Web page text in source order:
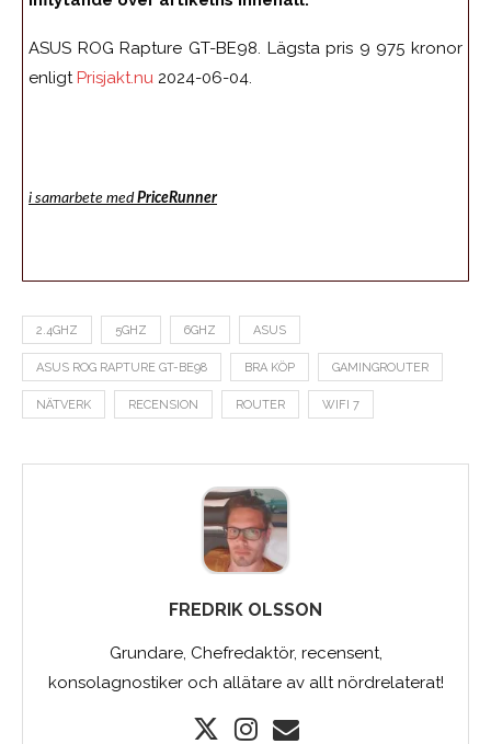
ASUS ROG Rapture GT-BE98. Lägsta pris 9 975 kronor
enligt Prisjakt.nu 2024-06-04.
i samarbete med PriceRunner
2.4GHZ 5GHZ 6GHZ ASUS
ASUS ROG RAPTURE GT-BE98 BRA KÖP GAMINGROUTER
NÄTVERK RECENSION ROUTER WIFI 7
FREDRIK OLSSON
Grundare, Chefredaktör, recensent,
konsolagnostiker och allätare av allt nördrelaterat!